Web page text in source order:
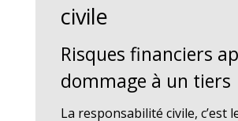
civile
Risques financiers
dommage à un tiers
La responsabilité civile, c’est